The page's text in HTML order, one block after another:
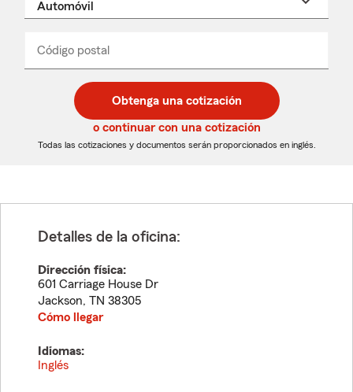
desplegable
Código postal
de
5
dígitos
de
5
dígitos
_____
Obtenga una cotización
o continuar con una cotización
Todas las cotizaciones y documentos serán proporcionados en inglés.
Detalles de la oficina:
Dirección física:
601 Carriage House Dr
Jackson, TN 38305
Cómo llegar
Idiomas:
Inglés